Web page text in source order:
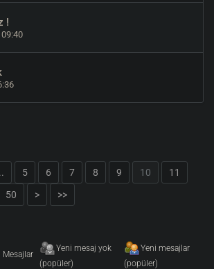
!
5 6 7 8 9 10
11
50 > >>
Mesajlar
Yeni mesaj yok
(popüler)
Yeni mesajlar
(popüler)